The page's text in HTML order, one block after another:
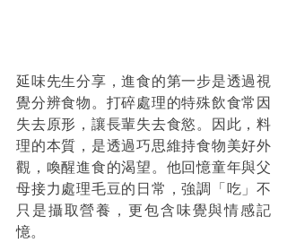
延味先生分享，進食的第一步是透過視
覺分辨食物。打碎處理的特殊飲食常因
失去原形，讓長輩失去食慾。因此，料
理的本質，是透過巧思維持食物美好外
觀，喚醒進食的渴望。他回憶童年與父
母接力處理毛豆的日常，強調「吃」不
只是攝取營養，更包含味覺與情感記
憶。